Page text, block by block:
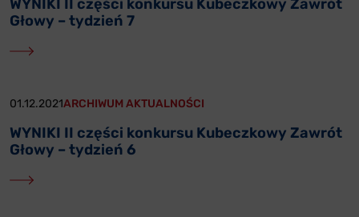
WYNIKI II części konkursu Kubeczkowy Zawrót
Głowy – tydzień 7
01.12.2021ARCHIWUM AKTUALNOŚCI
WYNIKI II części konkursu Kubeczkowy Zawrót
Głowy – tydzień 6